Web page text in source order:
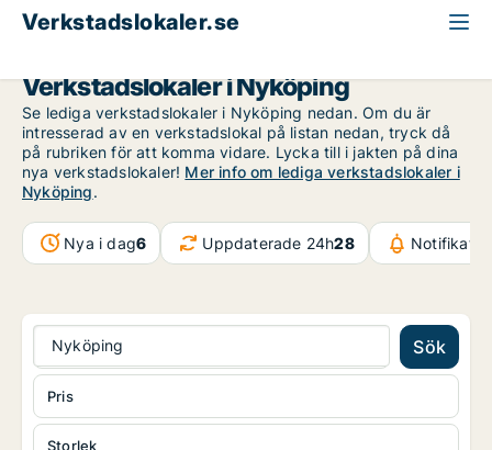
Verkstadslokaler.se
Verkstadslokaler i Nyköping
Se lediga verkstadslokaler i Nyköping nedan. Om du är
intresserad av en verkstadslokal på listan nedan, tryck då
på rubriken för att komma vidare. Lycka till i jakten på dina
nya verkstadslokaler! Mer info om lediga verkstadslokaler i
Nyköping.
Nya i dag6 Uppdaterade 24h28
Nyköping Sök
Storlek
Pris